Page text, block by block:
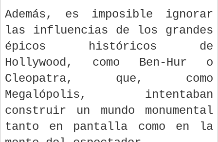
Además, es imposible ignorar
las influencias de los grandes
épicos históricos de
Hollywood, como Ben-Hur o
Cleopatra, que, como
Megalópolis, intentaban
construir un mundo monumental
tanto en pantalla como en la